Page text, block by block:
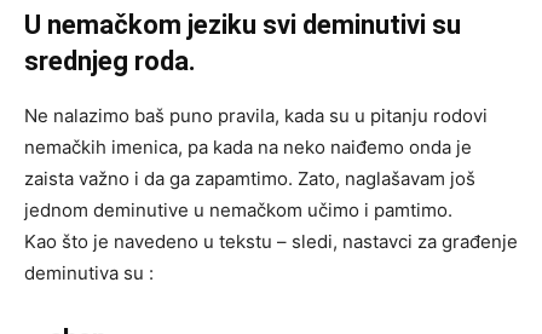
U nemačkom jeziku svi deminutivi su
srednjeg roda.
Ne nalazimo baš puno pravila, kada su u pitanju rodovi
nemačkih imenica, pa kada na neko naiđemo onda je
zaista važno i da ga zapamtimo. Zato, naglašavam još
jednom deminutive u nemačkom učimo i pamtimo.
Kao što je navedeno u tekstu – sledi, nastavci za građenje
deminutiva su :